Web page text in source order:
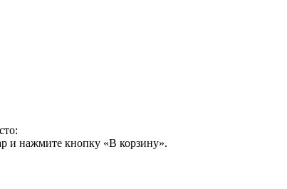
и нажмите кнопку «В корзину».